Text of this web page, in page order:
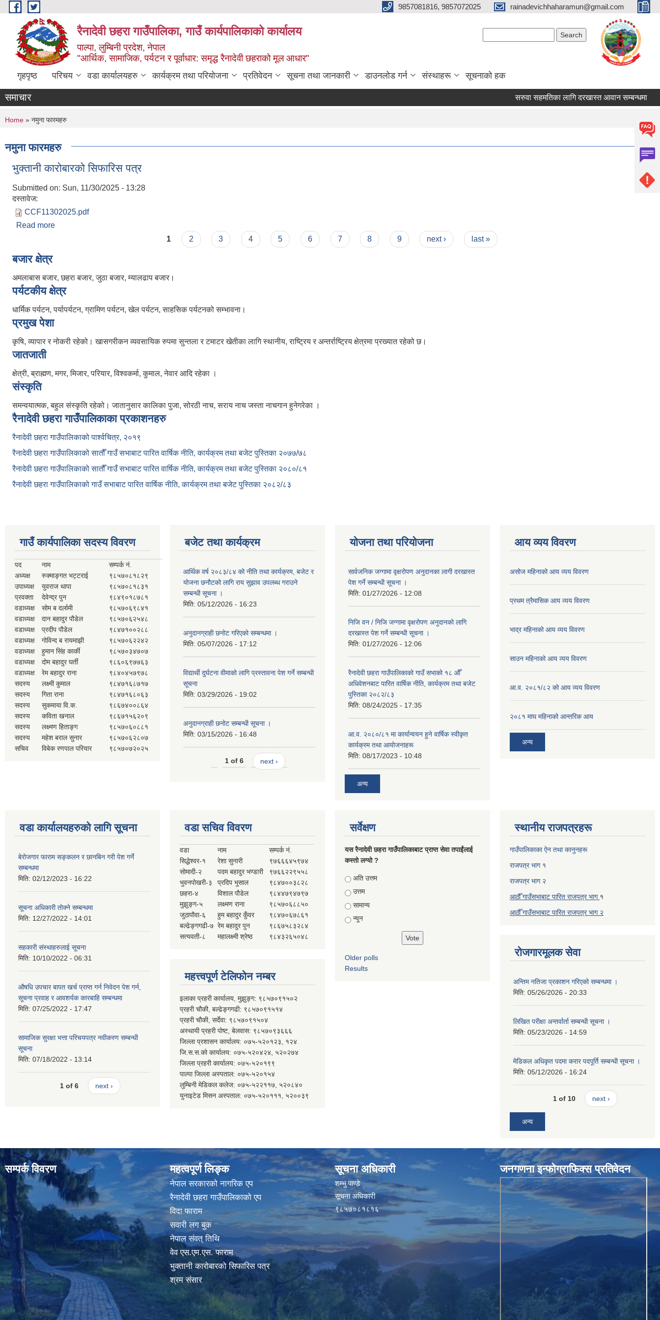
Skip to main content 9857081816, 9857072025 rainadevichhaharamun@gmail.com
रैनादेवी छहरा गाउँपालिका, गाउँ कार्यपालिकाको कार्यालय
पाल्पा, लुम्बिनी प्रदेश, नेपाल
"आर्थिक, सामाजिक, पर्यटन र पूर्वाधार: समृद्ध रैनादेवी छहराको मूल आधार"
गृहपृष्ठ परिचय वडा कार्यालयहरु कार्यक्रम तथा परियोजना प्रतिवेदन सूचना तथा जानकारी डाउनलोड गर्न संस्थाहरू सूचनाको हक
समाचार सरुवा सहमतिका लागि दरखास्त आवान सम्बन्धमा सरुवा
You are here
Home » नमुना फारमहरु
नमुना फारमहरु
भुक्तानी कारोबारको सिफारिस पत्र
Submitted on: Sun, 11/30/2025 - 13:28
दस्तावेज:
CCF11302025.pdf
Read more
1 2 3 4 5 6 7 8 9 next › last »
बजार क्षेत्र
अमलाबास बजार, छहरा बजार, जुठा बजार, म्यालढाप बजार।
पर्यटकीय क्षेत्र
धार्मिक पर्यटन, पर्यापर्यटन, ग्रामिण पर्यटन, खेल पर्यटन, साहसिक पर्यटनको सम्भावना।
प्रमुख पेशा
कृषि, व्यापार र नोकरी रहेको। खासगरीकन व्यवसायिक रुपमा सुन्तला र टमाटर खेतीका लागि स्थानीय, राष्ट्रिय र अन्तर्राष्ट्रिय क्षेत्रमा प्रख्यात रहेको छ।
जातजाती
क्षेत्री, ब्राह्मण, मगर, मिजार, परियार, विश्वकर्मा, कुमाल, नेवार आदि रहेका ।
संस्कृति
समन्वयात्मक, बहुल संस्कृति रहेको। जातानुसार कालिका पुजा, सोरठी नाच, सराय नाच जस्ता नाचगान हुनेगरेका ।
रैनादेवी छहरा गाउँपालिकाका प्रकाशनहरु
रैनादेवी छहरा गाउँपालिकाको पार्श्वचित्र, २०१९
रैनादेवी छहरा गाउँपालिकाको सातौँ गाउँ सभाबाट पारित वार्षिक नीति, कार्यक्रम तथा बजेट पुस्तिका २०७७/७८
रैनादेवी छहरा गाउँपालिकाको सातौँ गाउँ सभाबाट पारित वार्षिक नीति, कार्यक्रम तथा बजेट पुस्तिका २०८०/८१
रैनादेवी छहरा गाउँपालिकाको गाउँ सभाबाट पारित वार्षिक नीति, कार्यक्रम तथा बजेट पुस्तिका २०८२/८३
गाउँ कार्यपालिका सदस्य विवरण
पद नाम
सम्पर्क नं.
अध्यक्ष
रुक्माङ्गत भट्टराई
९८५७०८१८२९
उपाध्यक्ष
युवराज थापा
९८५७०८१८३१
प्रवक्ता
देवेन्द्र पुन
९८४९०१८७८१
वडाध्यक्ष
सोम ब दर्लामी
९८५७०६९८४१
वडाध्यक्ष
दान बहादुर पौडेल
९८५७०६२५४८
वडाध्यक्ष
प्रदीप पौडेल
९८४७१००२८८
वडाध्यक्ष
गोविन्द ब रायमाझी
९८५७०६२२४२
वडाध्यक्ष
हुमान सिंह कार्की
९८५७०३४७०७
वडाध्यक्ष
दोम बहादुर घर्ती
९८६०६९७७६३
वडाध्यक्ष
रेम बहादुर राना
९८४०४५७९७८
सदस्य
लक्ष्मी कुमाल
९८४७१६८७१७
सदस्य
गिता राना
९८४७१६८०६३
सदस्य
सुकमाया वि.क.
९८६७४००८६४
सदस्य
कविता खनाल
९८६७१५६२०९
सदस्य
लक्ष्मण हिताङ्ग
९८५७०६०८८१
सदस्य
महेश बराल सुनार
९८५७०६२८०७
सचिव
विबेक रणपाल परियार ९८५७०७२०२५
बजेट तथा कार्यक्रम
आर्थिक वर्ष २०८३/८४ को नीति तथा कार्यक्रम, बजेट र
योजना छनौटको लागि राय सुझाव उपलब्ध गराउने
सम्बन्धी सूचना ।
मिति: 05/12/2026 - 16:23
अनुदानग्राही छनोट गरिएको सम्बन्धमा ।
मिति: 05/07/2026 - 17:12
विद्यार्थी दुर्घटना वीमाको लागि प्रस्तावना पेश गर्ने सम्बन्धी
सूचना
मिति: 03/29/2026 - 19:02
अनुदानग्राही छनोट सम्बन्धी सूचना ।
मिति: 03/15/2026 - 16:48
1 of 6 next ›
योजना तथा परियोजना
सार्वजनिक जग्गामा वृक्षरोपण अनुदानका लागी दरखास्त
पेश गर्ने सम्बन्धी सूचना ।
मिति: 01/27/2026 - 12:08
निजि वन / निजि जग्गामा वृक्षरोपण अनुदानको लागि
दरखास्त पेश गर्ने सम्बन्धी सूचना ।
मिति: 01/27/2026 - 12:06
रैनादेवी छहरा गाउँपालिकाको गाउँ सभाको १८ औँ
अधिवेशनबाट पारित वार्षिक नीति, कार्यक्रम तथा बजेट
पुस्तिका २०८२/८३
मिति: 08/24/2025 - 17:35
आ.व. २०८०/८१ मा कार्यान्वयन हुने वार्षिक स्वीकृत
कार्यक्रम तथा आयोजनाहरू
मिति: 08/17/2023 - 10:48
अन्य
आय व्यय विवरण
असोज महिनाको आय व्यय विवरण
प्रथम त्रैमासिक आय व्यय विवरण
भाद्र महिनाको आय व्यय विवरण
साउन महिनाको आय व्यय विवरण
आ.व. २०८१/८२ को आय व्यय विवरण
२०८१ माघ महिनाको आन्तरिक आय
अन्य
वडा कार्यालयहरुको लागि सूचना
बेरोजगार फाराम सङ्कलन र छानबिन गरी पेश गर्ने
सम्बन्धमा
मिति: 02/12/2023 - 16:22
सूचना अधिकारी तोक्ने सम्बन्धमा
मिति: 12/27/2022 - 14:01
सहकारी संस्थाहरुलाई सूचना
मिति: 10/10/2022 - 06:31
औषधि उपचार बापत खर्च प्राप्त गर्न निवेदन पेश गर्न,
सूचना प्रवाह र आवशर्यक कारबाहि सम्बन्धमा
मिति: 07/25/2022 - 17:47
सामाजिक सुरक्षा भत्ता परिचयपत्र नवीकरण सम्बन्धी
सूचना
मिति: 07/18/2022 - 13:14
1 of 6 next ›
वडा सचिव विवरण
वडा नाम
सम्पर्क नं.
सिद्धेश्वर-१
रेशा सुनारी
९७६६६४५९७४
सोमादी-२
पदम बहादुर भण्डारी
९७६६२२९५५८
भुवनपोखरी-३
प्रदिप भुसाल
९८४७००३८२८
छहरा-४
विशाल पौडेल
९८४४७९४७९७
मुझुङ्ग-५
लक्ष्मण राना
९८५७०६८८५०
जुठापौवा-६
हुम बहादुर कुँवर
९८४७०६७८६१
बल्ढेङ्गगढी-७ रेम बहादुर पुन
९८६७५८३२८४
सत्यवती-८
महालक्ष्मी श्रेष्ठ ९८४३२६५०४८
महत्त्वपूर्ण टेलिफोन नम्बर
इलाका प्रहरी कार्यालय, मुझुङ्ग: ९८५७०९१५०२
प्रहरी चौकी, बल्ढेङ्गगढी: ९८५७०९१५१४
प्रहरी चौकी, सर्देवा: ९८५७०९१५०४
अस्थायी प्रहरी पोष्ट, बेलवास: ९८५७०९३६६६
जिल्ला प्रशासन कार्यालय: ०७५-५२०१२३, १२४
जि.स.स.को कार्यालय: ०७५-५२०४२४, ५२०२७४
जिल्ला प्रहरी कार्यालय: ०७५-५२०१९९
पाल्पा जिल्ला अस्पताल: ०७५-५२०१५४
लुम्बिनी मेडिकल कलेज: ०७५-५२२११७, ५२०८४०
युनाइटेड मिसन अस्पताल: ०७५-५२०१११, ५२००३९
सर्वेक्षण
यस रैनादेवी छहरा गाउँपालिकाबाट प्राप्त सेवा तपाईंलाई
कस्तो लग्यो ?
Choices
अति उत्तम
उत्तम
सामान्य
न्यून
Older polls
Results
स्थानीय राजपत्रहरू
गाउँपालिकाका ऐन तथा कानुनहरू
राजपत्र भाग १
राजपत्र भाग २
आठौँ गाउँसभाबाट पारित राजपत्र भाग १
आठौँ गाउँसभाबाट पारित राजपत्र भाग २
रोजगारमूलक सेवा
अन्तिम नतिजा प्रकाशन गरिएको सम्बन्धमा ।
मिति: 05/26/2026 - 20:33
लिखित परीक्षा अन्तर्वार्ता सम्बन्धी सूचना ।
मिति: 05/23/2026 - 14:59
मेडिकल अधिकृत पदमा करार पदपूर्ति सम्बन्धी सूचना ।
मिति: 05/12/2026 - 16:24
1 of 10 next ›
अन्य
सम्पर्क विवरण महत्वपूर्ण लिङ्क
नेपाल सरकारको नागरिक एप
रैनादेवी छहरा गाउँपालिकाको एप
विदा फाराम
सवारी लग बुक
नेपाल संवत् तिथि
वेव एस.एम.एस. फाराम
भुक्तानी कारोबारको सिफारिस पत्र
श्रम संसार
सूचना अधिकारी
शम्भु पाण्डे
सूचना अधिकारी
९८५७०८१८१६
जनगणना इन्फोग्राफिक्स प्रतिवेदन